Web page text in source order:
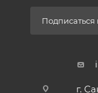
Подписаться
г.